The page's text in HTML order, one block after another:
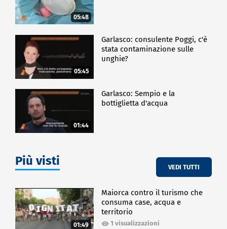
05:48
05:45
Garlasco: consulente Poggi, c'è
stata contaminazione sulle
unghie?
01:44
Garlasco: Sempio e la
bottiglietta d'acqua
Più visti VEDI TUTTI
01:49
Maiorca contro il turismo che
consuma case, acqua e
territorio
1 visualizzazioni